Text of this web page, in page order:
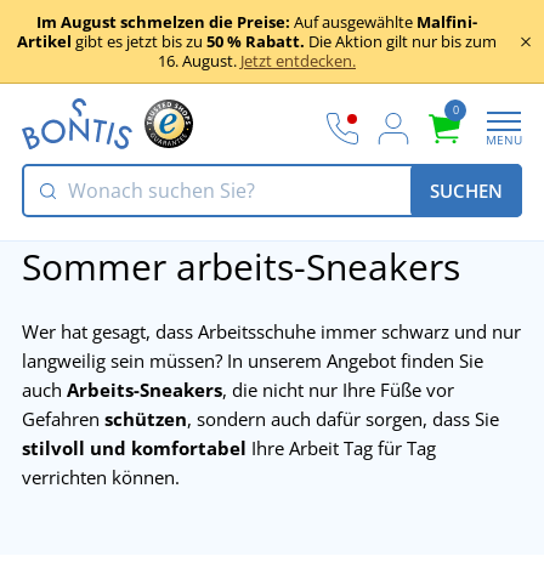
Im August schmelzen die Preise: Auf ausgewählte Malfini-
Artikel gibt es jetzt bis zu 50 % Rabatt. Die Aktion gilt nur bis zum
16. August. Jetzt entdecken.
0
MENU
SUCHEN
Sommer arbeits-Sneakers
Wer hat gesagt, dass Arbeitsschuhe immer schwarz und nur
langweilig sein müssen? In unserem Angebot finden Sie
auch Arbeits-Sneakers, die nicht nur Ihre Füße vor
Gefahren schützen, sondern auch dafür sorgen, dass Sie
stilvoll und komfortabel Ihre Arbeit Tag für Tag
verrichten können.